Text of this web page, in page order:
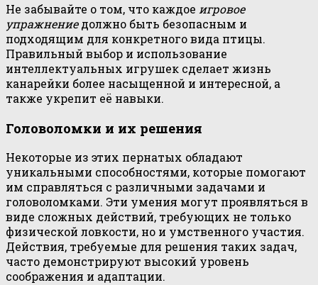
Не забывайте о том, что каждое игровое
упражнениедолжно быть безопасным и
подходящим для конкретного вида птицы.
Правильный выбор и использование
интеллектуальных игрушек сделает жизнь
канарейки более насыщенной и интересной, а
также укрепит её навыки.
Головоломки и их решения
Некоторые из этих пернатых обладают
уникальными способностями, которые помогают
им справляться с различными задачами и
головоломками. Эти умения могут проявляться в
виде сложных действий, требующих не только
физической ловкости, но и умственного участия.
Действия, требуемые для решения таких задач,
часто демонстрируют высокий уровень
соображения и адаптации.